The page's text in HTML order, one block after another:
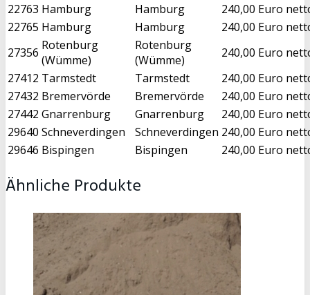
22763 Hamburg Hamburg
240,00 Euro
22765 Hamburg Hamburg
240,00 Euro
27356 Rotenburg
(Wümme)
Rotenburg
(Wümme)
240,00 Euro
27412 Tarmstedt Tarmstedt
240,00 Euro
27432 Bremervörde Bremervörde
240,00 Euro
27442 Gnarrenburg Gnarrenburg
240,00 Euro
29640 Schneverdingen Schneverdingen 240,00 Euro
29646 Bispingen Bispingen 240,00 Euro
Ähnliche Produkte